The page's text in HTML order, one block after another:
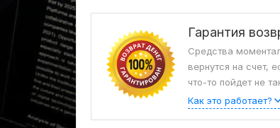
Гарантия
Средства
вернутся на счет,
что-то пойдет не
Как это работает?